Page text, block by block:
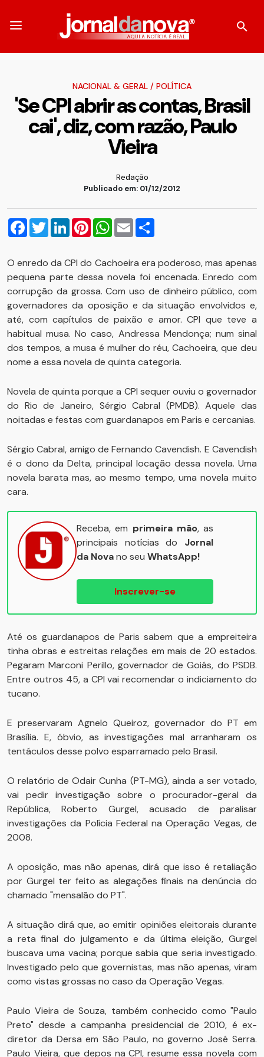
NACIONAL & GERAL / POLÍTICA
'Se CPI abrir as contas, Brasil
cai', diz, com razão, Paulo
Vieira
Redação
Publicado em: 01/12/2012
Facebook
TwitterLinkedInPinterestWhatsApp
Email
O enredo da CPI do Cachoeira era poderoso, mas apenas
pequena parte dessa novela foi encenada. Enredo com
corrupção da grossa. Com uso de dinheiro público, com
governadores da oposição e da situação envolvidos e,
até, com capítulos de paixão e amor. CPI que teve a
habitual musa. No caso, Andressa Mendonça; num sinal
dos tempos, a musa é mulher do réu, Cachoeira, que deu
nome a essa novela de quinta categoria.
Novela de quinta porque a CPI sequer ouviu o governador
do Rio de Janeiro, Sérgio Cabral (PMDB). Aquele das
noitadas e festas com guardanapos em Paris e cercanias.
Sérgio Cabral, amigo de Fernando Cavendish. E Cavendish
é o dono da Delta, principal locação dessa novela. Uma
novela barata mas, ao mesmo tempo, uma novela muito
cara.
Receba, em primeira mão, as
principais notícias do Jornal
da Novano seu WhatsApp!
Inscrever-se
Até os guardanapos de Paris sabem que a empreiteira
tinha obras e estreitas relações em mais de 20 estados.
Pegaram Marconi Perillo, governador de Goiás, do PSDB.
Entre outros 45, a CPI vai recomendar o indiciamento do
tucano.
E preservaram Agnelo Queiroz, governador do PT em
Brasília. E, óbvio, as investigações mal arranharam os
tentáculos desse polvo esparramado pelo Brasil.
O relatório de Odair Cunha (PT-MG), ainda a ser votado,
vai pedir investigação sobre o procurador-geral da
República, Roberto Gurgel, acusado de paralisar
investigações da Polícia Federal na Operação Vegas, de
2008.
A oposição, mas não apenas, dirá que isso é retaliação
por Gurgel ter feito as alegações finais na denúncia do
chamado "mensalão do PT".
A situação dirá que, ao emitir opiniões eleitorais durante
a reta final do julgamento e da última eleição, Gurgel
buscava uma vacina; porque sabia que seria investigado.
Investigado pelo que governistas, mas não apenas, viram
como vistas grossas no caso da Operação Vegas.
Paulo Vieira de Souza, também conhecido como "Paulo
Preto" desde a campanha presidencial de 2010, é ex-
diretor da Dersa em São Paulo, no governo José Serra.
Paulo Vieira, que depos na CPI, resume essa novela com